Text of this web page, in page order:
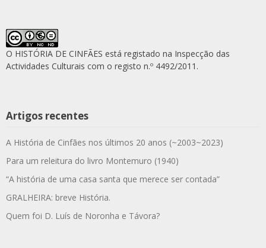
O HISTÓRIA DE CINFÃES está registado na Inspecção das
Actividades Culturais com o registo n.º 4492/2011.
Artigos recentes
A História de Cinfães nos últimos 20 anos (~2003~2023)
Para um releitura do livro Montemuro (1940)
“A história de uma casa santa que merece ser contada”
GRALHEIRA: breve História.
Quem foi D. Luís de Noronha e Távora?